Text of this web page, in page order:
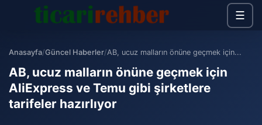
☰
Anasayfa/Güncel Haberler/AB, ucuz malların önüne geçmek için...
AB, ucuz malların önüne geçmek için
AliExpress ve Temu gibi şirketlere
tarifeler hazırlıyor